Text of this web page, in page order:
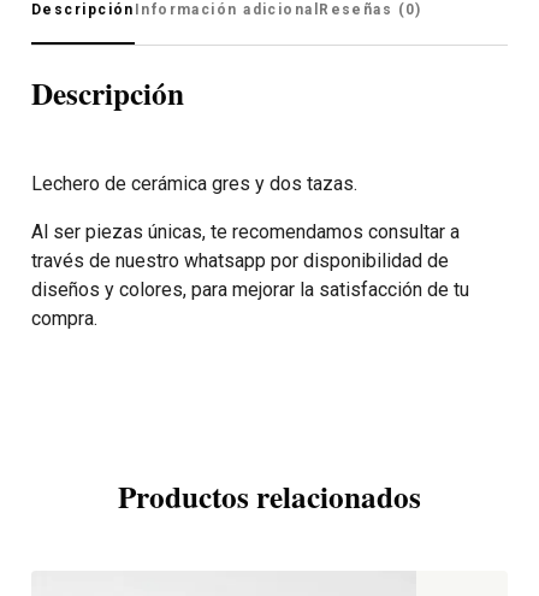
Descripción Información adicional Reseñas (0)
Descripción
Lechero de cerámica gres y dos tazas.
Al ser piezas únicas, te recomendamos consultar a
través de nuestro whatsapp por disponibilidad de
diseños y colores, para mejorar la satisfacción de tu
compra.
Productos relacionados